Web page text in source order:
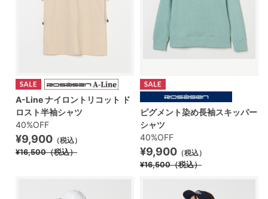
A-Line ナイロントリコット ド
ロスト半袖シャツ
40%OFF
¥9,900 （税込）
¥16,500（税込）
ピグメント染め長袖スキッパー
シャツ
40%OFF
¥9,900 （税込）
¥16,500（税込）